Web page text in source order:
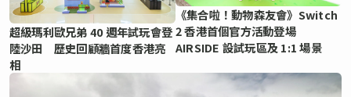
超級瑪利歐兄弟 40 週年試玩會登
陸沙田 歷史回顧牆首度香港亮
相
《集合啦！動物森友會》Switch
2 香港首個官方活動登場
AIRSIDE 設試玩區及 1:1 場景